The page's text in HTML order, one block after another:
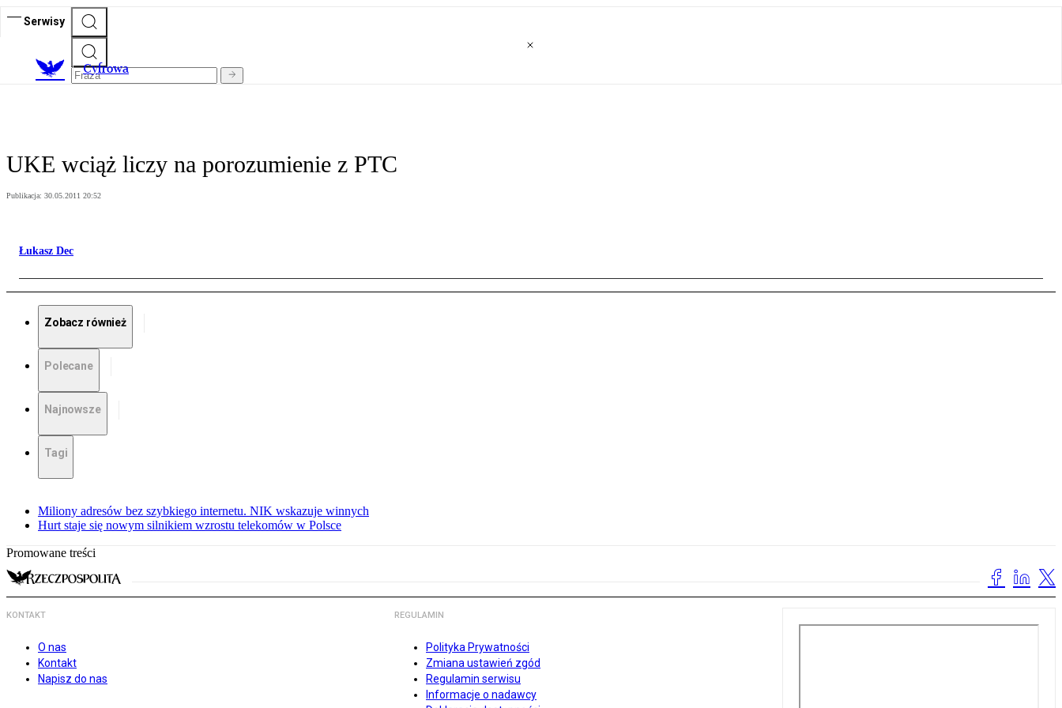
Serwisy
Cyfrowa
UKE wciąż liczy na porozumienie z PTC
Publikacja: 30.05.2011 20:52
Łukasz Dec
Zobacz również
Polecane
Najnowsze
Tagi
Miliony adresów bez szybkiego internetu. NIK wskazuje winnych
Hurt staje się nowym silnikiem wzrostu telekomów w Polsce
Promowane treści
KONTAKT
O nas
Kontakt
Napisz do nas
REGULAMIN
Polityka Prywatności
Zmiana ustawień zgód
Regulamin serwisu
Informacje o nadawcy